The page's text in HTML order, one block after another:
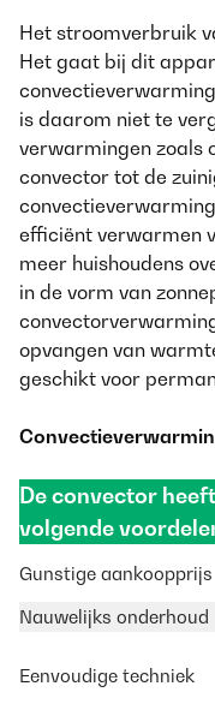
Het stroomverbruik
Het gaat bij dit
is daarom niet te
verwarmingen zoals
convector tot de
efficiënt verwarmen
meer huishoudens
in de vorm van
opvangen van
geschikt voor
De convector
volgende
Gunstige aankoopprijs
Nauwelijks onderhoud
Eenvoudige techniek